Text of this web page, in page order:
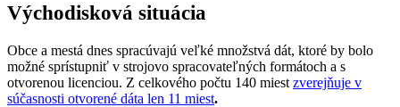
Východisková situácia
Obce a mestá dnes spracúvajú veľké množstvá dát, ktoré by bolo
možné sprístupniť v strojovo spracovateľných formátoch a s
otvorenou licenciou. Z celkového počtu 140 miest zverejňuje v
súčasnosti otvorené dáta len 11 miest.